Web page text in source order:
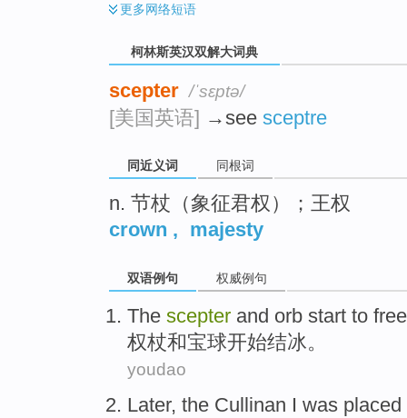
更多网络短语
柯林斯英汉双解大词典
scepter /ˈsɛptə/
[美国英语] →see sceptre
同近义词 同根词
n. 节杖（象征君权）；王权
crown , majesty
双语例句 权威例句
The scepter and orb start to
权杖和宝球开始结冰。
youdao
Later, the Cullinan I was placed